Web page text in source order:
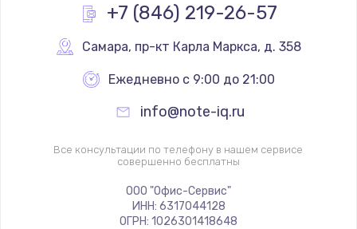
+7 (846) 219-26-57
Самара, пр-кт Карла Маркса, д. 358
Ежедневно с 9:00 до 21:00
info@note-iq.ru
Все консультации по телефону в нашем сервисе
совершенно бесплатны
ООО "Офис-Сервис"
ИНН: 6317044128
ОГРН: 1026301418648